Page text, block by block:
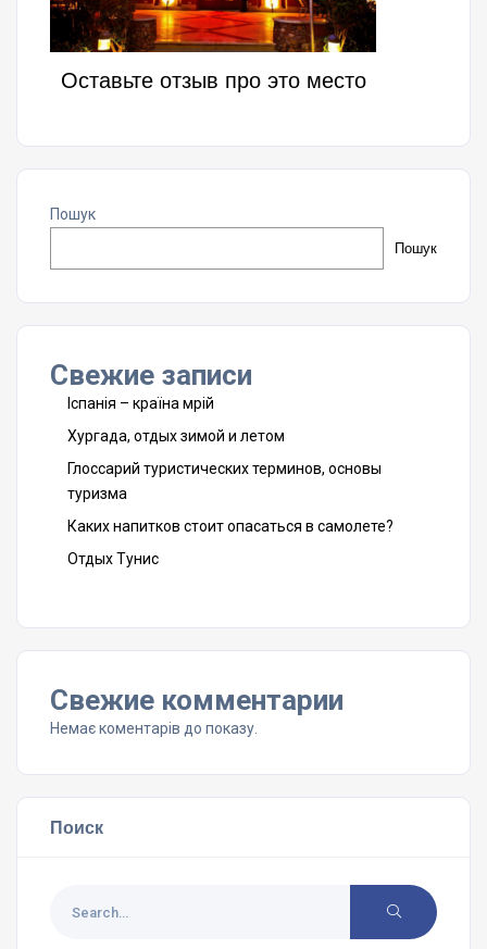
Оставьте отзыв про это место
Пошук
Пошук
Свежие записи
Іспанія – країна мрій
Хургада, отдых зимой и летом
Глоссарий туристических терминов, основы
туризма
Каких напитков стоит опасаться в самолете?
Отдых Тунис
Свежие комментарии
Немає коментарів до показу.
Поиск